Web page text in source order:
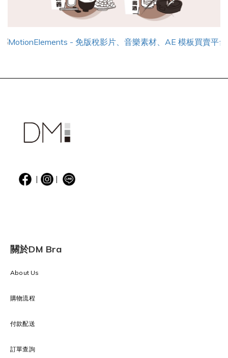
| |
關於DM Bra
About Us
購物流程
付款配送
訂單查詢